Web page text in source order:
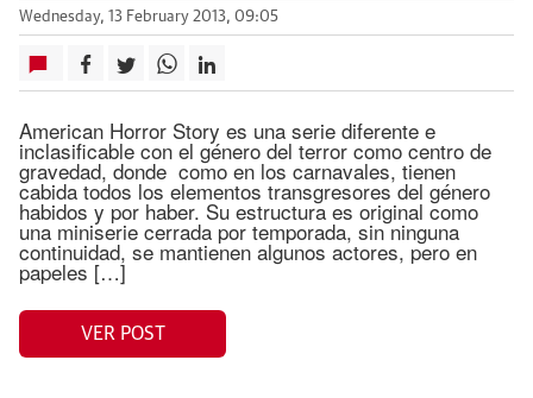
Wednesday, 13 February 2013, 09:05
American Horror Story es una serie diferente e
inclasificable con el género del terror como centro de
gravedad, donde como en los carnavales, tienen
cabida todos los elementos transgresores del género
habidos y por haber. Su estructura es original como
una miniserie cerrada por temporada, sin ninguna
continuidad, se mantienen algunos actores, pero en
papeles […]
VER POST